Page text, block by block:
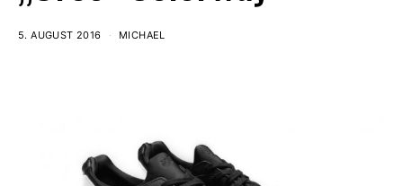
5. AUGUST 2016 MICHAEL